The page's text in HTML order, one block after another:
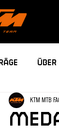
Über
KTM MTB